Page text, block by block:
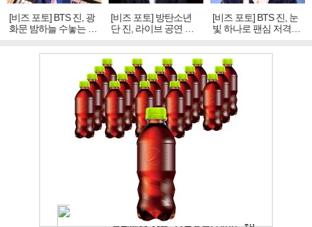
[비즈 포토] BTS 진, 광
화문 밤하늘 수놓는 '비
주얼 킹'의 열창
[비즈 포토] 방탄소년
단 진, 라이브 공연 중
빛나는 독보적 아우라
[비즈 포토] BTS 진, 눈
빛 하나로 팬심 저격…
독보적 카리스마